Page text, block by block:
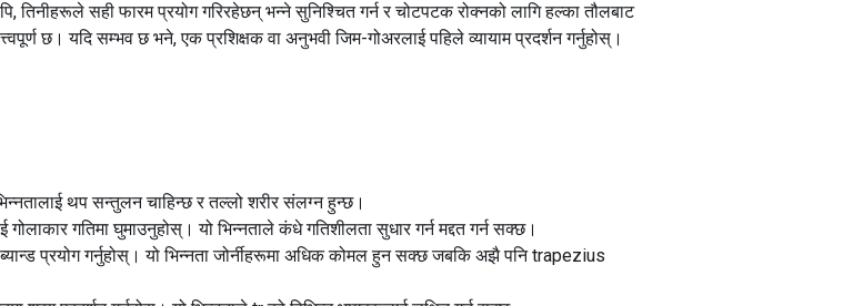
सही फारम प्रयोग गरिरहेछन् भन्ने सुनिश्चित गर्न र चोटपटक रोक्नको लागि हल्का तौलबाट
छ। यदि सम्भव छ भने, एक प्रशिक्षक वा अनुभवी जिम-गोअरलाई पहिले व्यायाम प्रदर्शन गर्नुहोस्।
थप सन्तुलन चाहिन्छ र तल्लो शरीर संलग्न हुन्छ।
गतिमा घुमाउनुहोस्। यो भिन्नताले कंधे गतिशीलता सुधार गर्न मद्दत गर्न सक्छ।
प्रयोग गर्नुहोस्। यो भिन्नता जोर्नीहरूमा अधिक कोमल हुन सक्छ जबकि अझै पनि trapezius